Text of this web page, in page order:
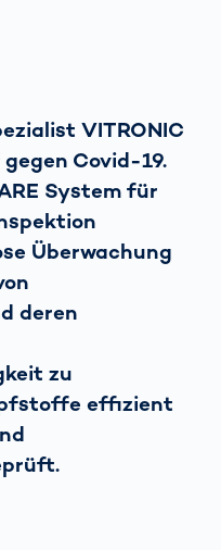
VITRONIC
Covid-19.
System für
Überwachung
deren
zu
effizient